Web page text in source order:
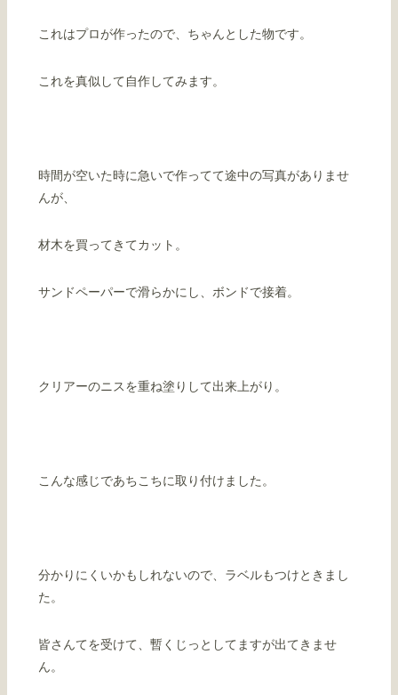
これはプロが作ったので、ちゃんとした物です。
これを真似して自作してみます。
時間が空いた時に急いで作ってて途中の写真がありませ
んが、
材木を買ってきてカット。
サンドペーパーで滑らかにし、ボンドで接着。
クリアーのニスを重ね塗りして出来上がり。
こんな感じであちこちに取り付けました。
分かりにくいかもしれないので、ラベルもつけときまし
た。
皆さんてを受けて、暫くじっとしてますが出てきませ
ん。